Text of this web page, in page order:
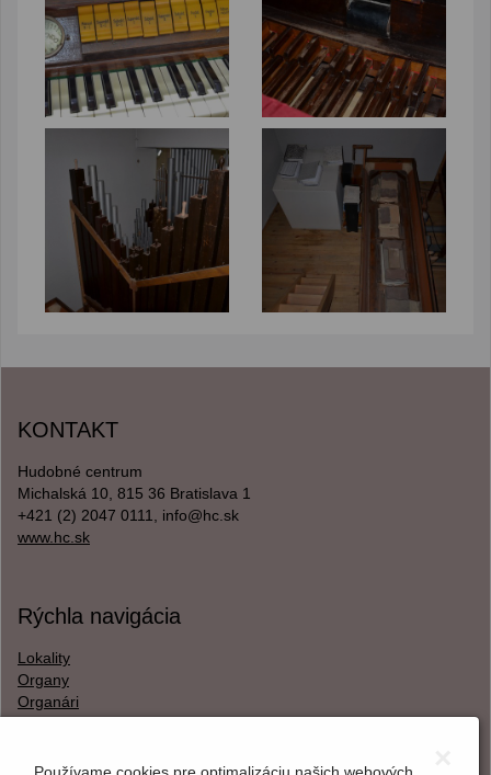
KONTAKT
Hudobné centrum
Michalská 10, 815 36 Bratislava 1
+421 (2) 2047 0111, info@hc.sk
www.hc.sk
Rýchla navigácia
Lokality
Organy
Organári
Textová verzia